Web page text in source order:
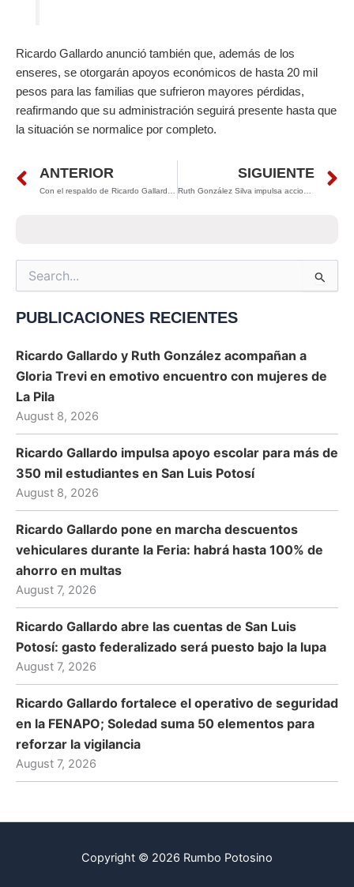
Ricardo Gallardo anunció también que, además de los
enseres, se otorgarán apoyos económicos de hasta 20 mil
pesos para las familias que sufrieron mayores pérdidas,
reafirmando que su administración seguirá presente hasta que
la situación se normalice por completo.
Prev
ANTERIOR SIGUIENTE
Search
for:
PUBLICACIONES RECIENTES
Ricardo Gallardo y Ruth González acompañan a
Gloria Trevi en emotivo encuentro con mujeres de
La Pila
August 8, 2026
Ricardo Gallardo impulsa apoyo escolar para más de
350 mil estudiantes en San Luis Potosí
August 8, 2026
Ricardo Gallardo pone en marcha descuentos
vehiculares durante la Feria: habrá hasta 100% de
ahorro en multas
August 7, 2026
Ricardo Gallardo abre las cuentas de San Luis
Potosí: gasto federalizado será puesto bajo la lupa
August 7, 2026
Ricardo Gallardo fortalece el operativo de seguridad
en la FENAPO; Soledad suma 50 elementos para
reforzar la vigilancia
August 7, 2026
Copyright © 2026 Rumbo Potosino